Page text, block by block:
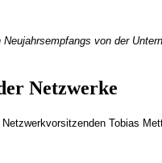
von der
Netzwerke
Tobias